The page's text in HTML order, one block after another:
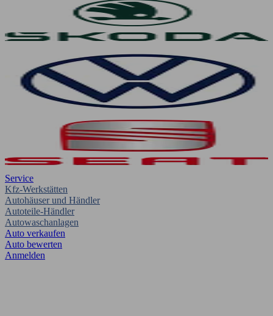
Service
Kfz-Werkstätten
Autohäuser und Händler
Autoteile-Händler
Autowaschanlagen
Auto verkaufen
Auto bewerten
Anmelden